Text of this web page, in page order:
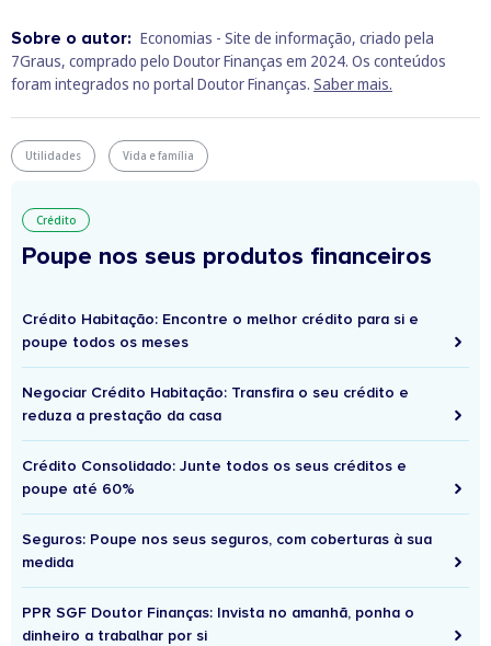
Sobre o autor: Economias - Site de informação, criado pela
7Graus, comprado pelo Doutor Finanças em 2024. Os conteúdos
foram integrados no portal Doutor Finanças. Saber mais.
Utilidades Vida e família
Crédito
Poupe nos seus produtos financeiros
Crédito Habitação: Encontre o melhor crédito para si e
poupe todos os meses
Negociar Crédito Habitação: Transfira o seu crédito e
reduza a prestação da casa
Crédito Consolidado: Junte todos os seus créditos e
poupe até 60%
Seguros: Poupe nos seus seguros, com coberturas à sua
medida
PPR SGF Doutor Finanças: Invista no amanhã, ponha o
dinheiro a trabalhar por si